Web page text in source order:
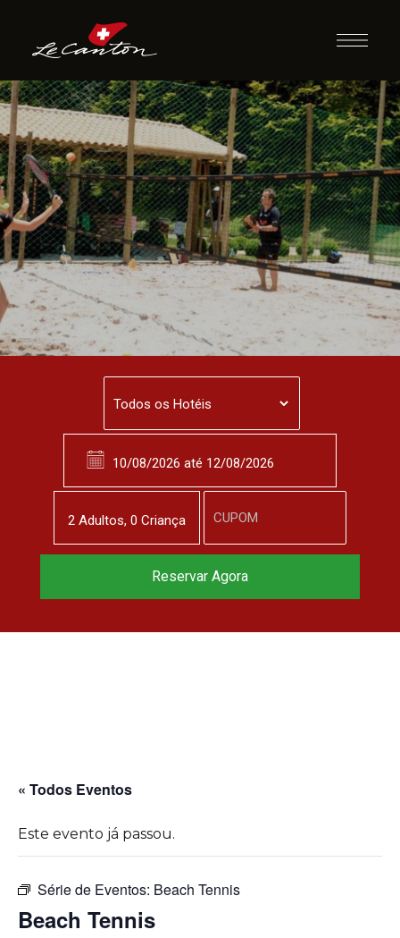
Beach Tennis
« Todos Eventos
Este evento já passou.
Série de Eventos: Beach Tennis
Beach Tennis
2 Adultos, 0 Criança
Reserve agora, com
Reservar Agora